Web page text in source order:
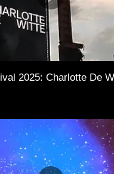
2025: Charlotte De